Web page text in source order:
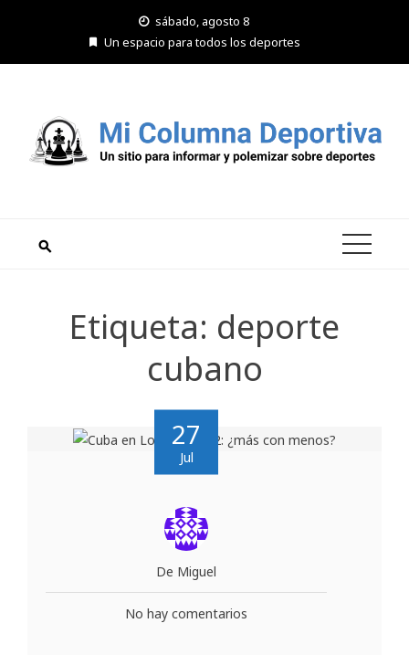
sábado, agosto 8
Un espacio para todos los deportes
Etiqueta: deporte
cubano
27
Jul
De Miguel
No hay comentarios